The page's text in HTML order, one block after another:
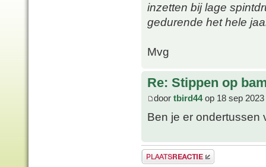
inzetten bij lage
gedurende het hele
Mvg
Re: Stippen op
door tbird44op 18 sep 2023
Ben je er ondertussen
Plaats een reactie